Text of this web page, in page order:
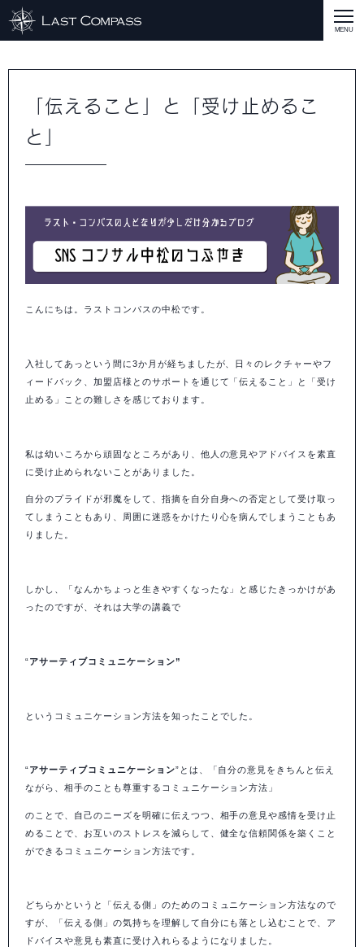
CASE
CASE
商品戦略
人材開発
評価制度
集客改善
コスト削減
買取再販
集客改善
SERVICE MENU
すべての説明会情報
事業開発 に関して
に関して
に関して
に関して
コスト に関して
RECRUIT
INQUERY
「伝えること」と「受け止めるこ
と」
こんにちは。ラストコンパスの中松です。
入社してあっという間に3か月が経ちましたが、日々のレクチャーやフ
ィードバック、加盟店様とのサポートを通じて「伝えること」と「受け
止める」ことの難しさを感じております。
私は幼いころから頑固なところがあり、他人の意見やアドバイスを素直
に受け止められないことがありました。
自分のプライドが邪魔をして、指摘を自分自身への否定として受け取っ
てしまうこともあり、周囲に迷惑をかけたり心を病んでしまうこともあ
りました。
しかし、「なんかちょっと生きやすくなったな」と感じたきっかけがあ
ったのですが、それは大学の講義で
“アサーティブコミュニケーション”
というコミュニケーション方法を知ったことでした。
“アサーティブコミュニケーション”とは、「自分の意見をきちんと伝え
ながら、相手のことも尊重するコミュニケーション方法」
のことで、自己のニーズを明確に伝えつつ、相手の意見や感情を受け止
めることで、お互いのストレスを減らして、健全な信頼関係を築くこと
ができるコミュニケーション方法です。
どちらかというと「伝える側」のためのコミュニケーション方法なので
すが、「伝える側」の気持ちを理解して自分にも落とし込むことで、ア
ドバイスや意見も素直に受け入れらるようになりました。